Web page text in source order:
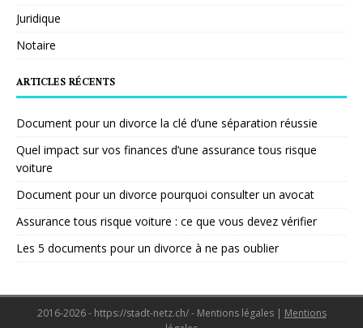
Juridique
Notaire
ARTICLES RÉCENTS
Document pour un divorce la clé d’une séparation réussie
Quel impact sur vos finances d’une assurance tous risque
voiture
Document pour un divorce pourquoi consulter un avocat
Assurance tous risque voiture : ce que vous devez vérifier
Les 5 documents pour un divorce à ne pas oublier
2016-2026 - https://stadt-netz.ch/ - Mentions légales | Mentions